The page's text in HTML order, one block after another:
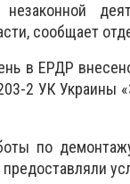
незаконной
сообщает
в ЕРДР
2 УК Украины
по